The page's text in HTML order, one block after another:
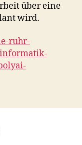
über eine
wird.
ruhr-